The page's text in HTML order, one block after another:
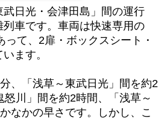
日光・会津田島」間の運行
車です。車両は快速専用の
て、2扉・ボックスシート・
ます。
、「浅草～東武日光」間を約2
川」間を約2時間、「浅草～
なかの早さです。しかし、こ